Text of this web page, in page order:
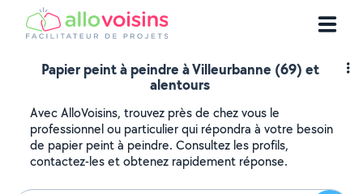
Papier peint à peindre à Villeurbanne (69) et
alentours
Avec AlloVoisins, trouvez près de chez vous le
professionnel ou particulier qui répondra à votre besoin
de papier peint à peindre. Consultez les profils,
contactez-les et obtenez rapidement réponse.